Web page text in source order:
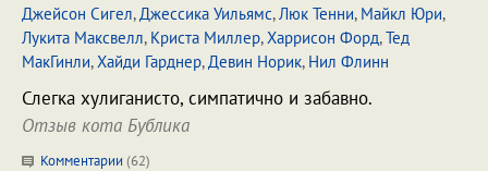
Джейсон Сигел,Джессика Уильямс,Люк Тенни, Майкл Юри,
Лукита Максвелл, Криста Миллер,Харрисон Форд,Тед
МакГинли,Хайди Гарднер,Девин Норик, Нил Флинн
Слегка хулиганисто, симпатично и забавно.
Отзыв кота Бублика
Комментарии (62)